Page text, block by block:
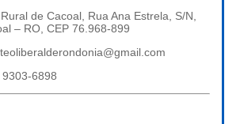
de Cacoal, Rua Ana Estrela, S/N,
– RO, CEP 76.968-899
6898